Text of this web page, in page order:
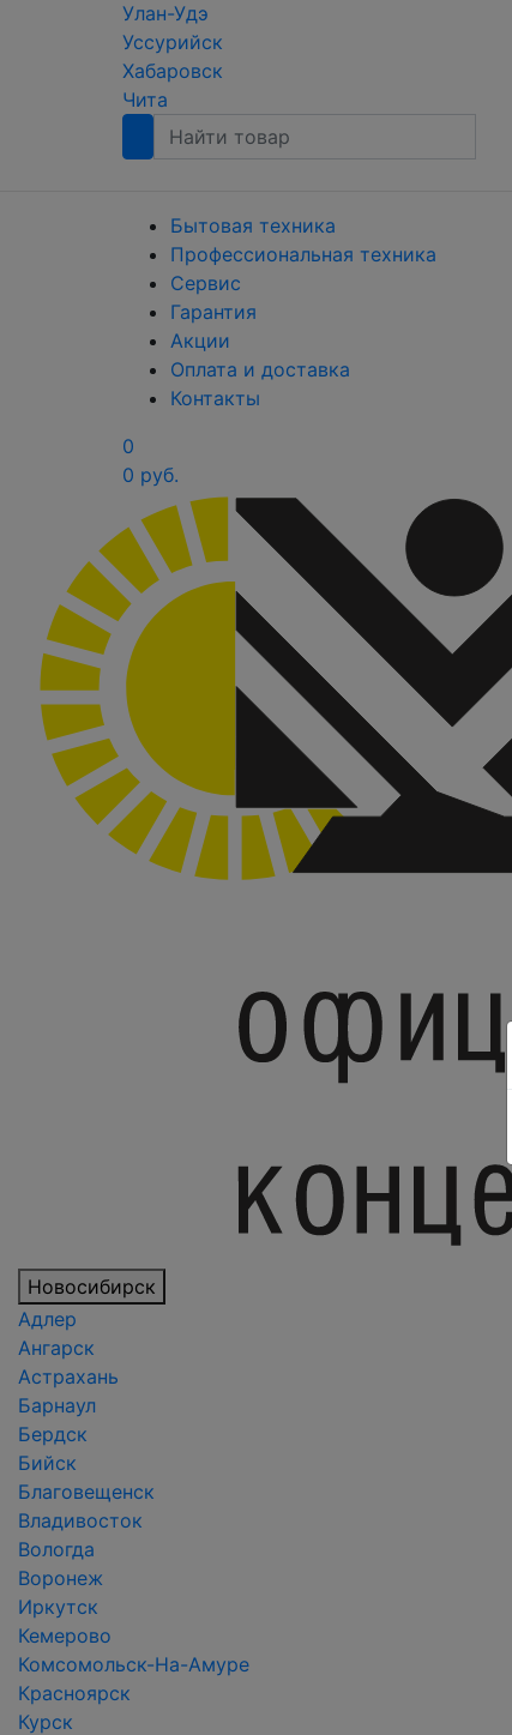
Улан-Удэ
Уссурийск
Хабаровск
Чита
Бытовая техника
Профессиональная техника
Сервис
Гарантия
Акции
Оплата и доставка
Контакты
0
0 руб.
Новосибирск
Адлер
Ангарск
Астрахань
Барнаул
Бердск
Бийск
Благовещенск
Владивосток
Вологда
Воронеж
Иркутск
Кемерово
Комсомольск-На-Амуре
Красноярск
Курск